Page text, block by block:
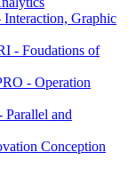
Graphic
- Foudations of
- Operation
and
Conception